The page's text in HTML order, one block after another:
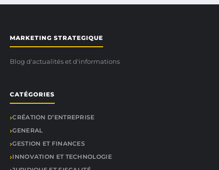
MARKETING STRATEGIQUE
Blog d'actualités et d'informations
CATÉGORIES
CRÉATION D’ENTREPRISE
GENERAL
GESTION ET FINANCES
INNOVATION ET TECHNOLOGIE